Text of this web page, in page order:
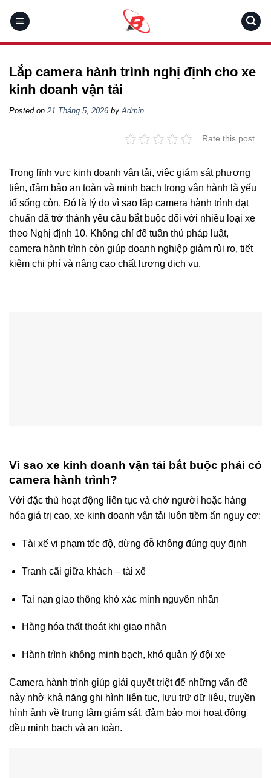
Lắp camera hành trình nghị định cho xe
kinh doanh vận tải
Posted on 21 Tháng 5, 2026 byAdmin
Rate this post
Trong lĩnh vực kinh doanh vận tải, việc giám sát phương
tiện, đảm bảo an toàn và minh bạch trong vận hành là yếu
tố sống còn. Đó là lý do vì sao lắp camera hành trình đạt
chuẩn đã trở thành yêu cầu bắt buộc đối với nhiều loại xe
theo Nghị định 10. Không chỉ để tuân thủ pháp luật,
camera hành trình còn giúp doanh nghiệp giảm rủi ro, tiết
kiệm chi phí và nâng cao chất lượng dịch vụ.
Vì sao xe kinh doanh vận tải bắt buộc phải có
camera hành trình?
Với đặc thù hoạt động liên tục và chở người hoặc hàng
hóa giá trị cao, xe kinh doanh vận tải luôn tiềm ẩn nguy cơ:
Tài xế vi phạm tốc độ, dừng đỗ không đúng quy định
Tranh cãi giữa khách – tài xế
Tai nạn giao thông khó xác minh nguyên nhân
Hàng hóa thất thoát khi giao nhận
Hành trình không minh bạch, khó quản lý đội xe
Camera hành trình giúp giải quyết triệt để những vấn đề
này nhờ khả năng ghi hình liên tục, lưu trữ dữ liệu, truyền
hình ảnh về trung tâm giám sát, đảm bảo mọi hoạt động
đều minh bạch và an toàn.